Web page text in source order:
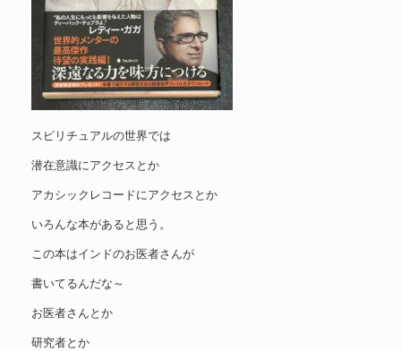
スピリチュアルの世界では
潜在意識にアクセスとか
アカシックレコードにアクセスとか
いろんな本があると思う。
この本はインドのお医者さんが
書いてるんだな～
お医者さんとか
研究者とか